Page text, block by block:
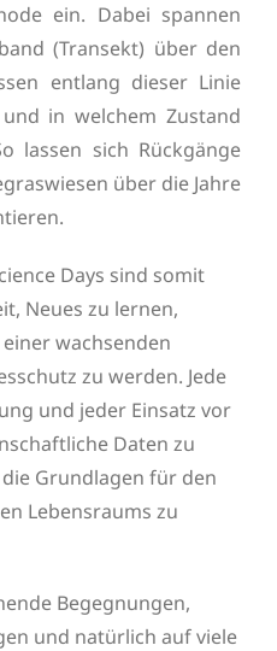
ein. Dabei spannen
(Transekt) über den
entlang dieser Linie
in welchem Zustand
lassen sich Rückgänge
über die Jahre
Days sind somit
Neues zu lernen,
wachsenden
zu werden. Jede
und jeder Einsatz vor
Daten zu
Grundlagen für den
Lebensraums zu
Begegnungen,
und natürlich auf viele